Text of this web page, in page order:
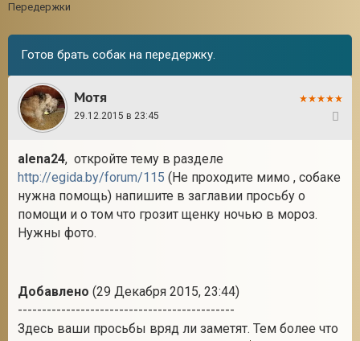
Передержки
Готов брать собак на передержку.
Мотя
29.12.2015 в 23:45
alena24, откройте тему в разделе
http://egida.by/forum/115 (Не проходите мимо , собаке
нужна помощь) напишите в заглавии просьбу о
помощи и о том что грозит щенку ночью в мороз.
Нужны фото.
Добавлено (29 Декабря 2015, 23:44)
---------------------------------------------
Здесь ваши просьбы вряд ли заметят. Тем более что